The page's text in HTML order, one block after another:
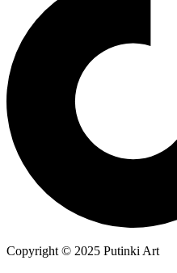
Copyright © 2025 Putinki Art